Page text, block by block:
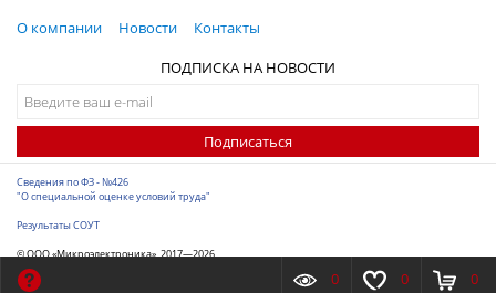
О компании Новости
Контакты
ПОДПИСКА НА НОВОСТИ
Подписаться
Сведения по ФЗ - №426
"О специальной оценке условий труда"
Результаты СОУТ
© ООО «Микроэлектроника», 2017—2026
Разработка сайта
0 0 0